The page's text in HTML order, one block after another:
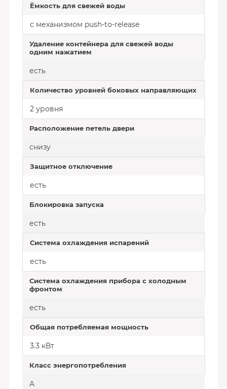
Ёмкость для свежей воды
с механизмом push-to-release
Удаление контейнера для свежей воды
одним нажатием
есть
Количество уровней боковых направляющих
2 уровня
Расположение петель двери
снизу
Защитное отключение
есть
Блокировка запуска
есть
Система охлаждения испарений
есть
Система охлаждения прибора с холодным
фронтом
есть
Общая потребляемая мощность
3.3 кВт
Класс энергопотребления
A